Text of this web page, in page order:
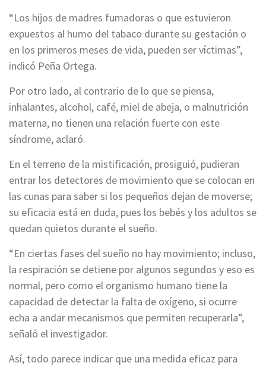
“Los hijos de madres fumadoras o que estuvieron
expuestos al humo del tabaco durante su gestación o
en los primeros meses de vida, pueden ser víctimas”,
indicó Peña Ortega.
Por otro lado, al contrario de lo que se piensa,
inhalantes, alcohol, café, miel de abeja, o malnutrición
materna, no tienen una relación fuerte con este
síndrome, aclaró.
En el terreno de la mistificación, prosiguió, pudieran
entrar los detectores de movimiento que se colocan en
las cunas para saber si los pequeños dejan de moverse;
su eficacia está en duda, pues los bebés y los adultos se
quedan quietos durante el sueño.
“En ciertas fases del sueño no hay movimiento; incluso,
la respiración se detiene por algunos segundos y eso es
normal, pero como el organismo humano tiene la
capacidad de detectar la falta de oxígeno, si ocurre
echa a andar mecanismos que permiten recuperarla”,
señaló el investigador.
Así, todo parece indicar que una medida eficaz para